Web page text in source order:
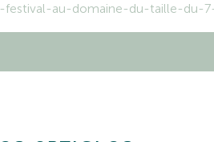
au-domaine-du-taille-du-